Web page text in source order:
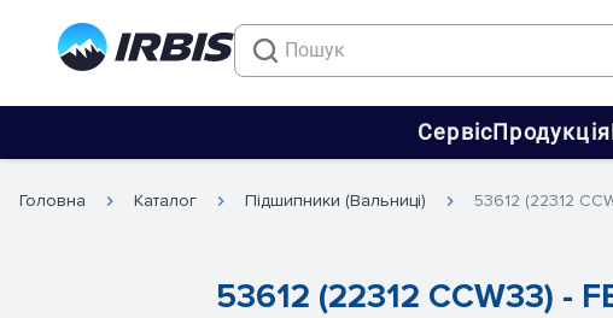
СервісПродукція
Головна Каталог Підшипники (Вальниці) 53612 (22312
53612 (22312 CCW33) -